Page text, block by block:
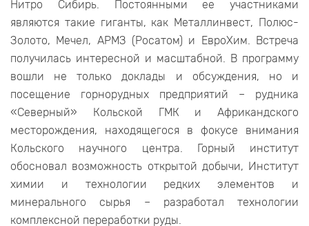
Нитро Сибирь. Постоянными ее участниками
являются такие гиганты, как Металлинвест, Полюс-
Золото, Мечел, АРМЗ (Росатом) и ЕвроХим. Встреча
получилась интересной и масштабной. В программу
вошли не только доклады и обсуждения, но и
посещение горнорудных предприятий – рудника
«Северный» Кольской ГМК и Африкандского
месторождения, находящегося в фокусе внимания
Кольского научного центра. Горный институт
обосновал возможность открытой добычи, Институт
химии и технологии редких элементов и
минерального сырья – разработал технологии
комплексной переработки руды.